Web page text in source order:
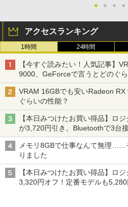
● ● ● ●
アクセスランキング
1時間 24時間
【今すぐ読みたい！人気記事】
9000、GeForceで言うとどのぐ
VRAM 16GBでも安いRadeon
ぐらいの性能？
【本日みつけたお買い得品】ロ
が3,720円引き。Bluetoothで3台
メモリ8GBで仕事なんて無理……
りました
【本日みつけたお買い得品】ロ
3,320円オフ！定番モデルも5,280